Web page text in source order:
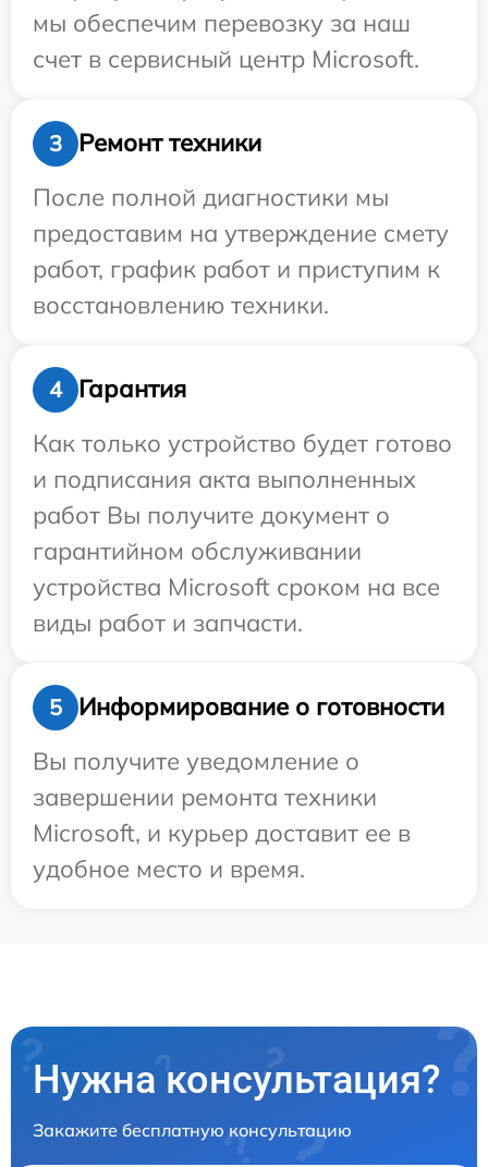
мы обеспечим перевозку за наш
счет в сервисный центр Microsoft.
3
Ремонт техники
После полной диагностики мы
предоставим на утверждение смету
работ, график работ и приступим к
восстановлению техники.
4
Гарантия
Как только устройство будет готово
и подписания акта выполненных
работ Вы получите документ о
гарантийном обслуживании
устройства Microsoft сроком на все
виды работ и запчасти.
5
Информирование о готовности
Вы получите уведомление о
завершении ремонта техники
Microsoft, и курьер доставит ее в
удобное место и время.
Нужна консультация?
Закажите бесплатную консультацию